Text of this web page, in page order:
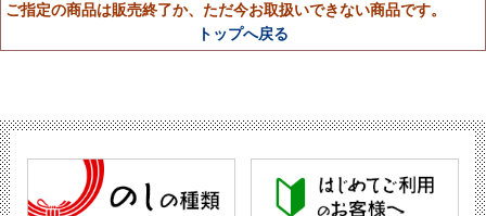
ご指定の商品は販売終了か、ただ今お取扱いできない商品です。
トップへ戻る